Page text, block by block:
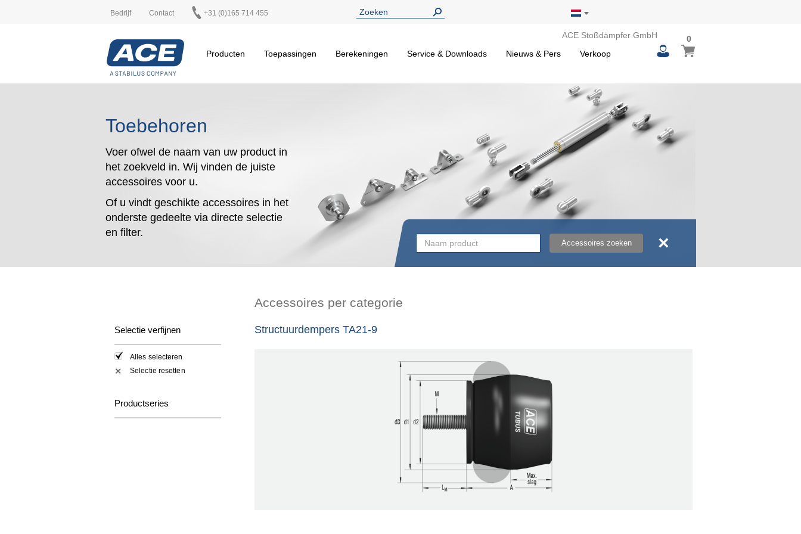
Bedrijf Contact +31 (0)165 714 455
ACE Stoßdämpfer GmbH
Producten
Toepassingen Berekeningen Service & Downloads Nieuws & Pers Verkoop
Winkelwagen
00
items
Toebehoren
Voer ofwel de naam van uw product in
het zoekveld in. Wij vinden de juiste
accessoires voor u.
Of u vindt geschikte accessoires in het
onderste gedeelte via directe selectie
en filter.
Accessoires zoeken ×
Selectie verfijnen
Alles selecteren
✕ Selectie resetten
Productseries
Accessoires per categorie
Structuurdempers TA21-9